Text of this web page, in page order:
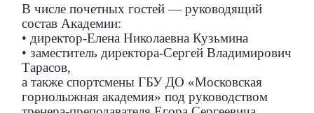
В числе почетных гостей — руководящий
состав Академии:
• директор-Елена Николаевна Кузьмина
• заместитель директора-Сергей Владимирович
Тарасов,
а также спортсмены ГБУ ДО «Московская
горнолыжная академия» под руководством